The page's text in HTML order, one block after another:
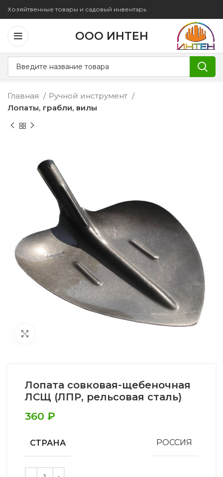
Хозяйтвенные товары и садовый инвентарь
ООО ИНТЕН
Главная
Ручной инструмент
Лопаты, грабли, вилы
Лопата совковая-щебеночная
ЛСЩ (ЛПР, рельсовая сталь)
360 ₽
СТРАНА РОССИЯ